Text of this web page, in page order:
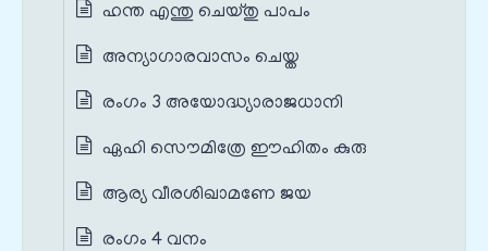
ഹന്ത എന്തു ചെയ്തു പാപം
അന്യാഗാരവാസം ചെയ്ത
രംഗം 3 അയോദ്ധ്യാരാജധാനി
ഏഹി സൌമിത്രേ ഈഹിതം കുരു
ആര്യ വീരശിഖാമണേ ജയ
രംഗം 4 വനം